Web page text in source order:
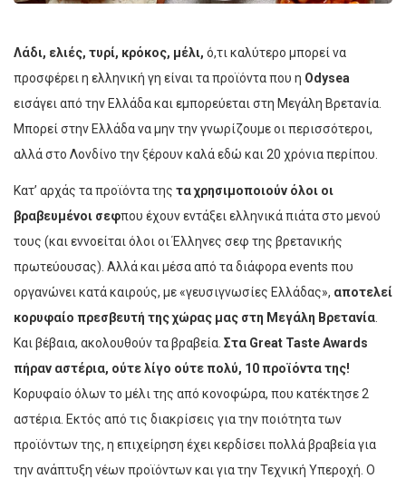
Λάδι, ελιές, τυρί, κρόκος, μέλι, ό,τι καλύτερο μπορεί να
προσφέρει η ελληνική γη είναι τα προϊόντα που η Odysea
εισάγει από την Ελλάδα και εμπορεύεται στη Μεγάλη Βρετανία.
Μπορεί στην Ελλάδα να μην την γνωρίζουμε οι περισσότεροι,
αλλά στο Λονδίνο την ξέρουν καλά εδώ και 20 χρόνια περίπου.
Κατ’ αρχάς τα προϊόντα της τα χρησιμοποιούν όλοι οι
βραβευμένοι σεφπου έχουν εντάξει ελληνικά πιάτα στο μενού
τους (και εννοείται όλοι οι Έλληνες σεφ της βρετανικής
πρωτεύουσας). Αλλά και μέσα από τα διάφορα events που
οργανώνει κατά καιρούς, με «γευσιγνωσίες Ελλάδας», αποτελεί
κορυφαίο πρεσβευτή της χώρας μας στη Μεγάλη Βρετανία.
Και βέβαια, ακολουθούν τα βραβεία. Στα Great Taste Awards
πήραν αστέρια, ούτε λίγο ούτε πολύ, 10 προϊόντα της!
Κορυφαίο όλων το μέλι της από κονοφώρα, που κατέκτησε 2
αστέρια. Εκτός από τις διακρίσεις για την ποιότητα των
προϊόντων της, η επιχείρηση έχει κερδίσει πολλά βραβεία για
την ανάπτυξη νέων προϊόντων και για την Τεχνική Υπεροχή. Ο